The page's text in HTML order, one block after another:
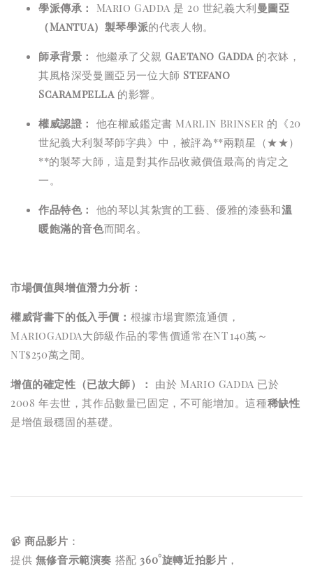
學派傳承： Mario Gadda 是 20 世紀義大利曼圖亞
（Mantua）製琴學派的代表人物。
師承背景： 他繼承了父親 Gaetano Gadda的衣缽，
其風格深受曼圖亞另一位大師 Stefano
Scarampella的影響。
權威認證： 他在權威鑑定書 Marlin Brinser 的《20
世紀義大利製琴師字典》中，被評為**兩顆星（★★）
**的製琴大師，這是對其作品收藏價值最高的肯定之
一。
作品特色： 他的琴以其紮實的工藝、優雅的漆藝和溫
暖飽滿的音色而聞名。
市場價值與增值潛力分析：
權威背書下的低入手價： 根據市場實際流通價，
MarioGadda大師級作品的零售價通常在NT 140萬～
NT$250萬之間。
增值的確定性（已故大師）： 由於 Mario Gadda 已於
2008 年去世，其作品數量已固定，不可能增加。這種稀缺性
是增值最穩固的基礎。
📹商品影片 ：
提供 無修音示範演奏 搭配360°旋轉近拍影片 ，